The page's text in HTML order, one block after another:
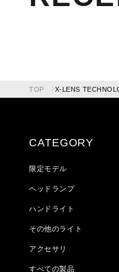
TOP X-LENS
CATEGORY
限定モデル
ヘッドランプ
ハンドライト
その他のライト
アクセサリ
すべての製品